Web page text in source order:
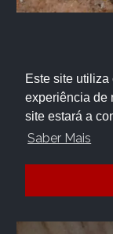
Este site
experiência de
site estará a
Saber Mais
Bandeja